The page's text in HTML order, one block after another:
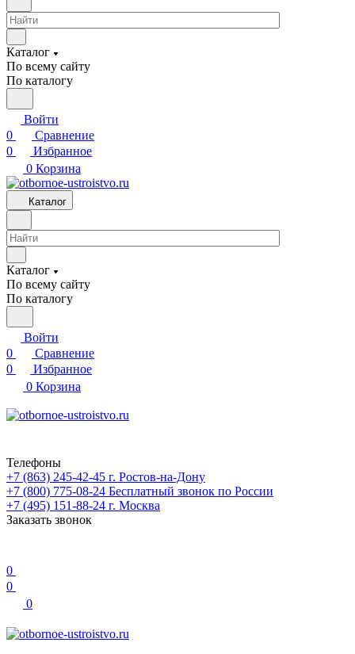
Каталог
По всему сайту
По каталогу
Войти
0
Сравнение
0
Избранное
0 Корзина
Каталог
Каталог
По всему сайту
По каталогу
Войти
0
Сравнение
0
Избранное
0 Корзина
Телефоны
+7 (863) 245-42-45 г. Ростов-на-Дону
+7 (800) 775-08-24 Бесплатный звонок по России
+7 (495) 151-88-24 г. Москва
Заказать звонок
0
0
0